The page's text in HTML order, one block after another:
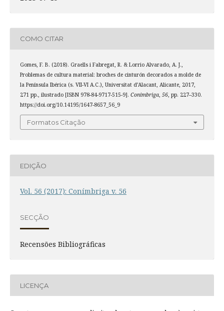
COMO CITAR
Gomes, F. B. (2018). Graells i Fabregat, R. & Lorrio Alvarado, A. J.,
Problemas de cultura material: broches de cinturón decorados a molde de
la Península Ibérica (s. VII-VI A.C.), Universitat d’Alacant, Alicante, 2017,
271 pp., ilustrado [ISBN 978-84-9717-515-9]. Conimbriga, 56, pp. 227–330.
https://doi.org/10.14195/1647-8657_56_9
Formatos Citação
EDIÇÃO
Vol. 56 (2017): Conímbriga v. 56
SECÇÃO
Recensões Bibliográficas
LICENÇA